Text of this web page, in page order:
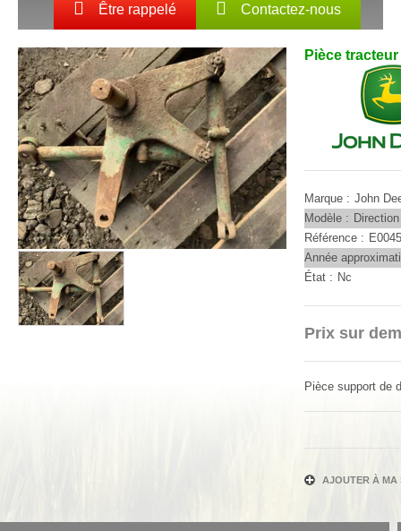
Être rappelé Contactez-nous
Pièce tracteur
Prix sur
AJOUTER À MA
Pièce support de
Marque
John
Modèle
Direction
Référence
Année
État
Nc